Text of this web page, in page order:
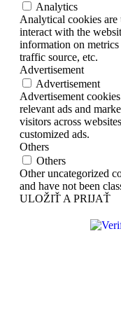
Analytics
Analytical cookies are
interact with the
information on
traffic source, etc.
Advertisement
Advertisement
Advertisement
relevant ads and
visitors across
customized ads.
Others
Others
Other uncategorized
and have not been
ULOŽIŤ A PRIJAŤ